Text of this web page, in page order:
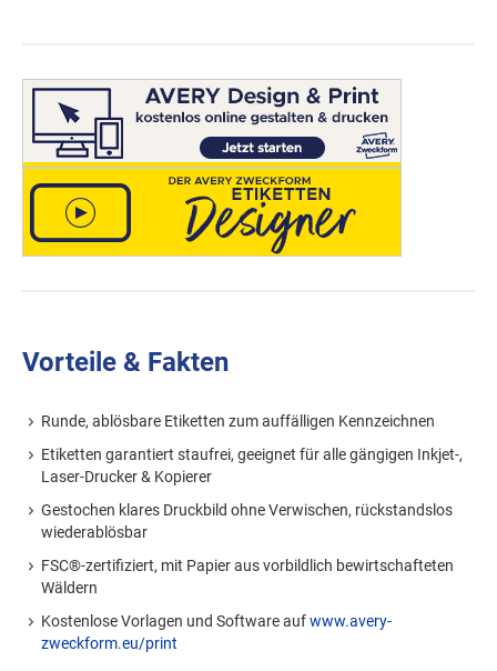
Vorteile & Fakten
Runde, ablösbare Etiketten zum auffälligen Kennzeichnen
Etiketten garantiert staufrei, geeignet für alle gängigen Inkjet-,
Laser-Drucker & Kopierer
Gestochen klares Druckbild ohne Verwischen, rückstandslos
wiederablösbar
FSC®-zertifiziert, mit Papier aus vorbildlich bewirtschafteten
Wäldern
Kostenlose Vorlagen und Software aufwww.avery-
zweckform.eu/print